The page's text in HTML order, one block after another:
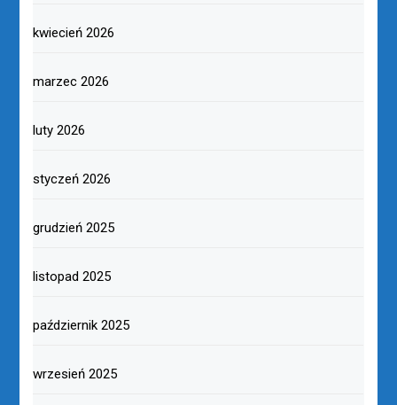
kwiecień 2026
marzec 2026
luty 2026
styczeń 2026
grudzień 2025
listopad 2025
październik 2025
wrzesień 2025